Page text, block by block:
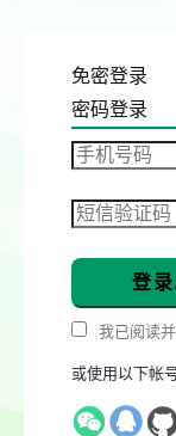
免密登录
密码登录
登
我已阅读
或使用以下帐